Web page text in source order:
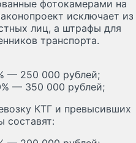
фотокамерами на
исключает из
лиц, а штрафы для
транспорта.
— 250 000 рублей;
— 350 000 рублей;
КТГ и превысивших
составят: